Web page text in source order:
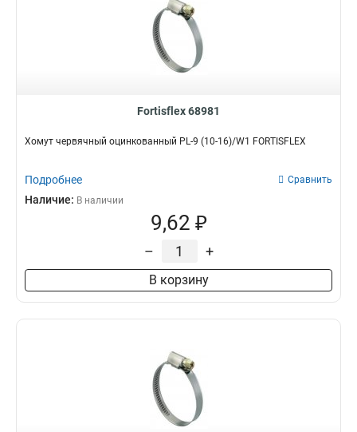
Fortisflex 68981
Хомут червячный оцинкованный PL-9 (10-16)/W1 FORTISFLEX
Подробнее Сравнить
Наличие: В наличии
9,62 ₽
– +
В корзину